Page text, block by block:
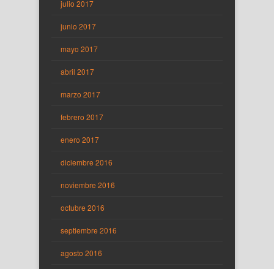
julio 2017
junio 2017
mayo 2017
abril 2017
marzo 2017
febrero 2017
enero 2017
diciembre 2016
noviembre 2016
octubre 2016
septiembre 2016
agosto 2016